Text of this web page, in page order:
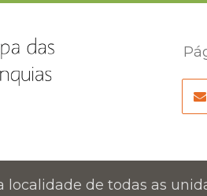
localidade de todas as